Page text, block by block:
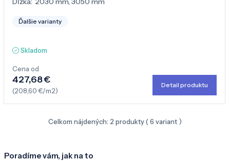
Ďalšie varianty
Skladom
Cena od
427,68 €
(208,60 €/m2)
Detail produktu
Celkom nájdených: 2 produkty (6 variant )
Poradíme vám, jak na to